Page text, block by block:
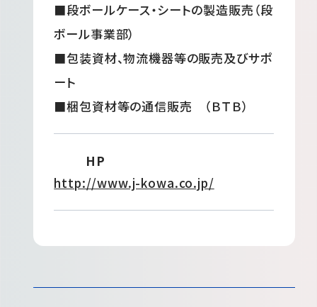
■段ボールケース・シートの製造販売（段
ボール事業部）
■包装資材、物流機器等の販売及びサポ
ート
■梱包資材等の通信販売 （ＢＴＢ）
HP
http://www.j-kowa.co.jp/